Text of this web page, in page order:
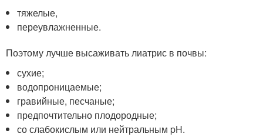
тяжелые,
переувлажненные.
Поэтому лучше высаживать лиатрис в почвы:
сухие;
водопроницаемые;
гравийные, песчаные;
предпочтительно плодородные;
со слабокислым или нейтральным pH.